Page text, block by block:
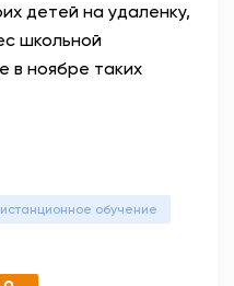
детей на удаленку,
школьной
в ноябре таких
обучение